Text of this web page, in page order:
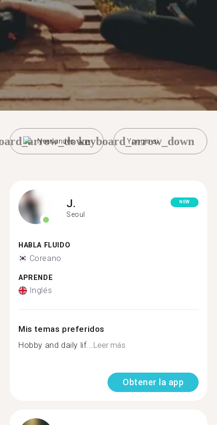
Neerlandés Yongin-si
keyboard_arrow_down
J.
Seoul
NEW
HABLA FLUIDO
Coreano
APRENDE
Inglés
Mis temas preferidos
Hobby and daily lif...Leer más
Obtener la app